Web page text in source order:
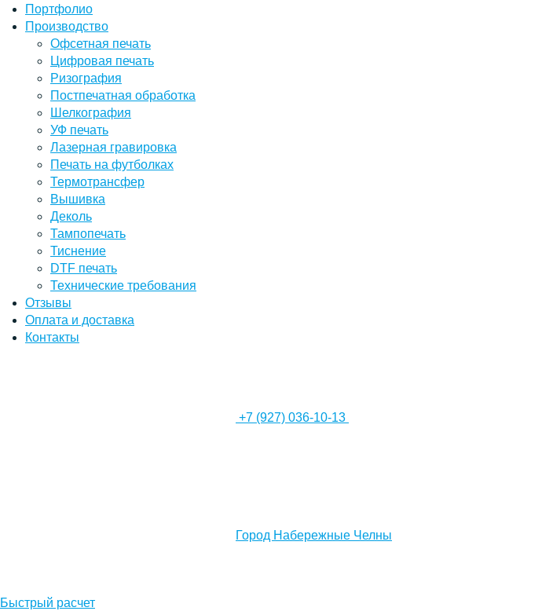
Портфолио
Производство
Офсетная печать
Цифровая печать
Ризография
Постпечатная обработка
Шелкография
УФ печать
Лазерная гравировка
Печать на футболках
Термотрансфер
Вышивка
Деколь
Тампопечать
Тиснение
DTF печать
Технические требования
Отзывы
Оплата и доставка
Контакты
+7 (927) 036-10-13
Город Набережные Челны
Быстрый расчет